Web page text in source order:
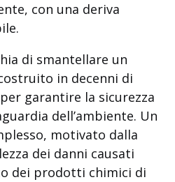
con una deriva
di smantellare un
in decenni di
garantire la sicurezza
dell’ambiente. Un
motivato dalla
dei danni causati
dei prodotti chimici di